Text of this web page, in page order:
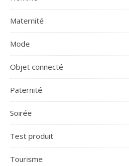
Maternité
Mode
Objet connecté
Paternité
Soirée
Test produit
Tourisme